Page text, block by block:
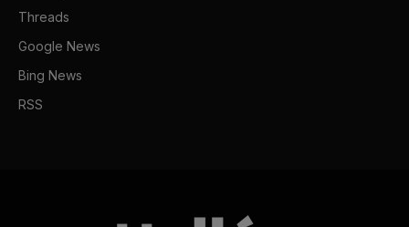
Threads
Google News
Bing News
RSS